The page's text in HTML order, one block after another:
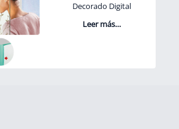
Decorado Digital
Leer más…